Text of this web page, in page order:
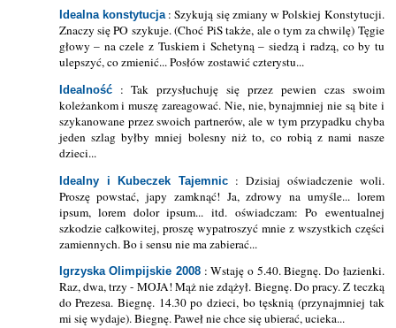
Idealna konstytucja: Szykują się zmiany w Polskiej Konstytucji.
Znaczy się PO szykuje. (Choć PiS także, ale o tym za chwilę) Tęgie
głowy – na czele z Tuskiem i Schetyną – siedzą i radzą, co by tu
ulepszyć, co zmienić... Posłów zostawić czterystu...
Idealność: Tak przysłuchuję się przez pewien czas swoim
koleżankom i muszę zareagować. Nie, nie, bynajmniej nie są bite i
szykanowane przez swoich partnerów, ale w tym przypadku chyba
jeden szlag byłby mniej bolesny niż to, co robią z nami nasze
dzieci...
Idealny i Kubeczek Tajemnic : Dzisiaj oświadczenie woli.
Proszę powstać, japy zamknąć! Ja, zdrowy na umyśle... lorem
ipsum, lorem dolor ipsum... itd. oświadczam: Po ewentualnej
szkodzie całkowitej, proszę wypatroszyć mnie z wszystkich części
zamiennych. Bo i sensu nie ma zabierać...
Igrzyska Olimpijskie 2008: Wstaję o 5.40. Biegnę. Do łazienki.
Raz, dwa, trzy - MOJA! Mąż nie zdążył. Biegnę. Do pracy. Z teczką
do Prezesa. Biegnę. 14.30 po dzieci, bo tęsknią (przynajmniej tak
mi się wydaje). Biegnę. Paweł nie chce się ubierać, ucieka...